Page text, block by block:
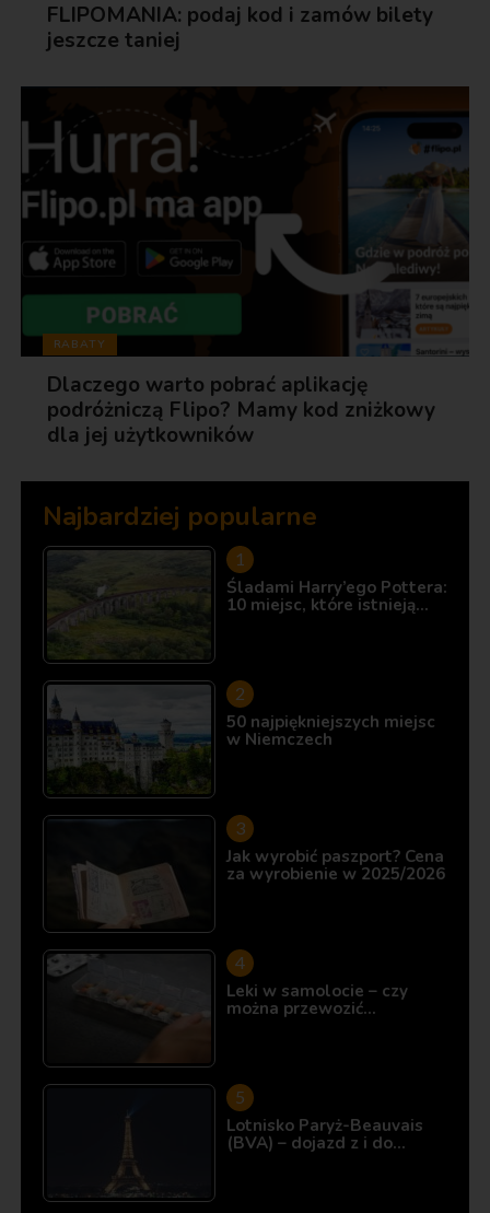
FLIPOMANIA: podaj kod i zamów bilety
jeszcze taniej
RABATY
Dlaczego warto pobrać aplikację
podróżniczą Flipo? Mamy kod zniżkowy
dla jej użytkowników
Najbardziej popularne
Śladami Harry’ego Pottera:
10 miejsc, które istnieją…
50 najpiękniejszych miejsc
w Niemczech
Jak wyrobić paszport? Cena
za wyrobienie w 2025/2026
Leki w samolocie – czy
można przewozić…
Lotnisko Paryż-Beauvais
(BVA) – dojazd z i do…